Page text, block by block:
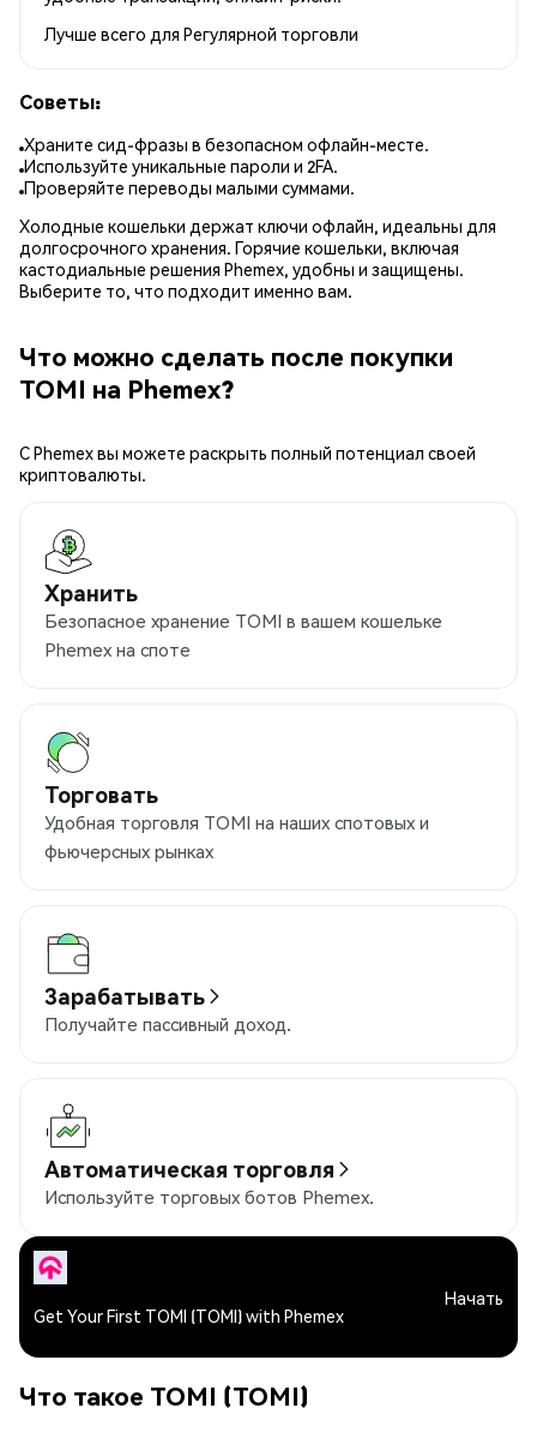
Лучше всего для Регулярной торговли
Советы:
Храните сид-фразы в безопасном офлайн-месте.
Используйте уникальные пароли и 2FA.
Проверяйте переводы малыми суммами.
Холодные кошельки держат ключи офлайн, идеальны для
долгосрочного хранения. Горячие кошельки, включая
кастодиальные решения Phemex, удобны и защищены.
Выберите то, что подходит именно вам.
Что можно сделать после покупки
TOMI на Phemex?
С Phemex вы можете раскрыть полный потенциал своей
криптовалюты.
Хранить
Безопасное хранение TOMI в вашем кошельке
Phemex на споте
Торговать
Удобная торговля TOMI на наших спотовых и
фьючерсных рынках
Зарабатывать
Получайте пассивный доход.
Автоматическая торговля
Используйте торговых ботов Phemex.
Get Your First TOMI (TOMI) with Phemex
Начать
Что такое TOMI (TOMI)